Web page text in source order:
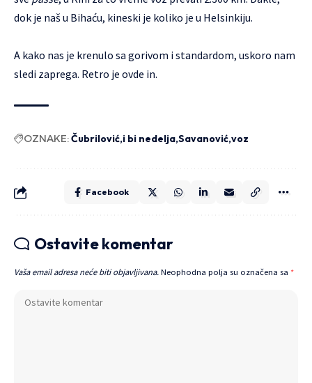
dok je naš u Bihaću, kineski je koliko je u Helsinkiju.
A kako nas je krenulo sa gorivom i standardom, uskoro nam
sledi zaprega. Retro je ovde in.
OZNAKE:Čubrilović i bi nedelja Savanović voz
Facebook
Ostavite komentar
Vaša email adresa neće biti objavljivana. Neophodna polja su označena sa *